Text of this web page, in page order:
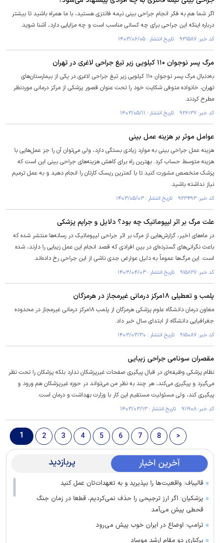
اگر شما هم به فکر انجام جراحی بینی نیمه فانتزی هستید، با ما همراه باشید تا بیشتر
درباره اینکه این جراحی برای چه کسانی مناسب است و چه مزایایی دارد، آشنا شوید.
کد خبر: ۹۳۱۵۸۷ تاریخ انتشار : ۱۴۰۳/۰۶/۰۵
مرگ پسر نوجوان ۱۱۰ کیلویی زیر تیغ جراحی لاغری در تهران
به‌دنبال مرگ پسر نوجوان ۱۱۰ کیلویی زیر تیغ جراحی لاغری در یکی از بیمارستان‌های
تهران، خانواده متوفی شکایت خود را تحت عنوان قصور پزشکی از مرکز درمانی موردنظر
مطرح کردند.
کد خبر: ۹۲۶۱۳۷ تاریخ انتشار : ۱۴۰۳/۰۵/۱۱
عوامل موثر بر هزینه عمل بینی
هزینه عمل جراحی بینی به موارد زیادی بستگی دارد، ولی می‌توان آن را جز عمل‌هایی با
هزینه متوسط حساب کرد. بهترین راه برای کاهش هزینه‌های جراحی بینی این است که
پزشک متخصص مشورت کنید تا با کمترین ریسک کارتان را انجام دهید و به عمل ترمیم
نیاز نداشته باشید.
کد خبر: ۹۲۳۴۹۳ تاریخ انتشار : ۱۴۰۳/۰۵/۰۳
علت مرگ بر اثر لیپوماتیک چه بود؟ دلایل و جرایم پزشکی
در ماه‌های اخیر، گزارش‌هایی از مرگ بر اثر جراحی لیپوماتیک در رسانه‌ها منتشر شده که
باعث نگرانی‌های گسترده‌ای در بین افرادی که قصد انجام این عمل زیبایی را دارند، شده
است. این مرگ‌ها عموماً به دلیل عوارض جدی ناشی از این جراحی رخ داده‌اند.
کد خبر: ۹۱۵۸۲۷ تاریخ انتشار : ۱۴۰۳/۰۴/۰۳
پلمب و تعطیلی ۱۸مرکز درمانی غیرمجاز در هرمزگان
معاون درمان دانشگاه علوم پزشکی هرمزگان از پلمب ۱۸مرکز درمانی غیرمجاز در محدوده
جغرافیایی دانشگاه از ابتدای سال خبر داد.
کد خبر: ۹۱۵۰۸۷ تاریخ انتشار : ۱۴۰۳/۰۳/۳۰
مقصران سونامی جراحی زیبایی
نظام پزشکی وظیفه‌ای در قبال پیگیری صفحات غیرپزشکان ندارد بلکه پزشکان را تحت نظر
می‌گیرد و پیگیری می‌کند، هر چند به نظر من می‌تواند در حوزه غیرپزشکان هم ورود و
پیگیری کند، ولی مسئولیت مستقیم این کار با وزارت بهداشت و درمان است.
کد خبر: ۹۱۱۹۰۸ تاریخ انتشار : ۱۴۰۳/۰۳/۱۳
1 2 3 4 5 6 7 8 >
آخرین اخبار پربازدید
قالیباف: واقعیت‌ها را بپذیرید و به تعهدات‌تان عمل کنید
پزشکیان: اگر ارز ترجیحی را حذف نمی‌کردیم، قطعا در زمان جنگ
قحطی پیش می‌آمد
ترامپ: اوضاع در ایران خوب پیش می‌رود
برکناری دو مقام ارشد موساد